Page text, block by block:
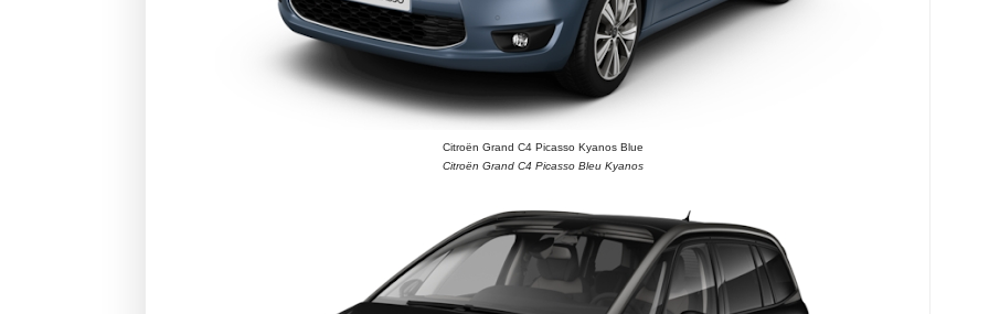
Citroën Grand C4 Picasso Kyanos Blue
Citroën Grand C4 Picasso Bleu Kyanos